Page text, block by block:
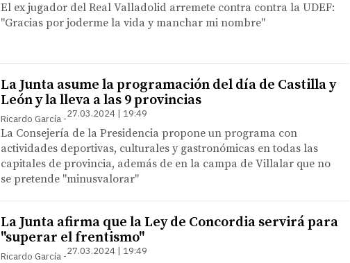
El ex jugador del Real Valladolid arremete contra contra la UDEF:
"Gracias por joderme la vida y manchar mi nombre"
La Junta asume la programación del día de Castilla y
León y la lleva a las 9 provincias
Ricardo García 27.03.2024 | 19:49
La Consejería de la Presidencia propone un programa con
actividades deportivas, culturales y gastronómicas en todas las
capitales de provincia, además de en la campa de Villalar que no
se pretende "minusvalorar"
La Junta afirma que la Ley de Concordia servirá para
"superar el frentismo"
Ricardo García 27.03.2024 | 19:49